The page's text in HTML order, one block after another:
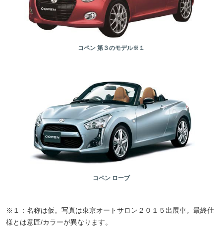
コペン 第３のモデル※１
コペン ローブ
※１：名称は仮。写真は東京オートサロン２０１５出展車。最終仕
様とは意匠/カラーが異なります。